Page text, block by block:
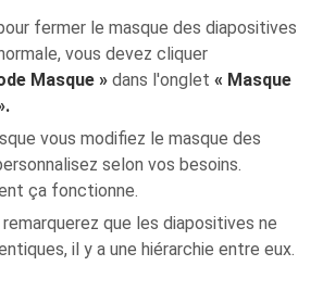
fermer le masque des diapositives
vous devez cliquer
Masque » dans l'onglet« Masque
vous modifiez le masque des
selon vos besoins.
ça fonctionne.
remarquerez que les diapositives ne
il y a une hiérarchie entre eux.